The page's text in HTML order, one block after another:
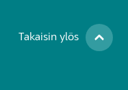
Takaisin ylös